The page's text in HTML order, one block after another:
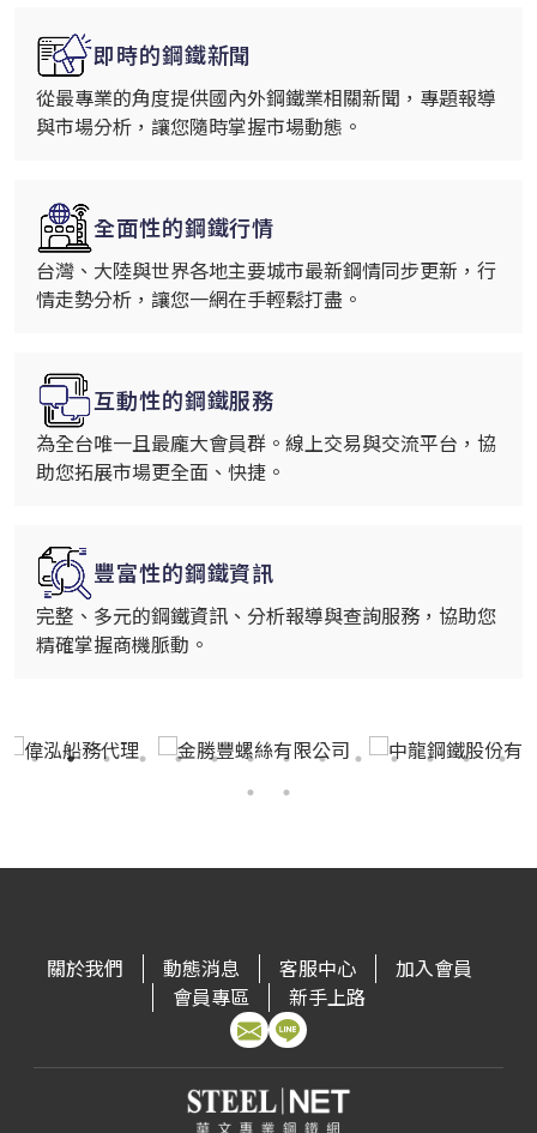
即時的鋼鐵新聞
從最專業的角度提供國內外鋼鐵業相關新聞，專題報導
與市場分析，讓您隨時掌握市場動態。
全面性的鋼鐵行情
台灣、大陸與世界各地主要城市最新鋼情同步更新，行
情走勢分析，讓您一網在手輕鬆打盡。
互動性的鋼鐵服務
為全台唯一且最龐大會員群。線上交易與交流平台，協
助您拓展市場更全面、快捷。
豐富性的鋼鐵資訊
完整、多元的鋼鐵資訊、分析報導與查詢服務，協助您
精確掌握商機脈動。
關於我們 動態消息 客服中心
加入會員
會員專區
新手上路